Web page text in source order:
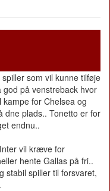
som vil kunne tilføje
på venstreback hvor
for Chelsea og
dne plads.. Tonetto er for
endnu..
vil kræve for
hente Gallas på fri..
stabil spiller til forsvaret,